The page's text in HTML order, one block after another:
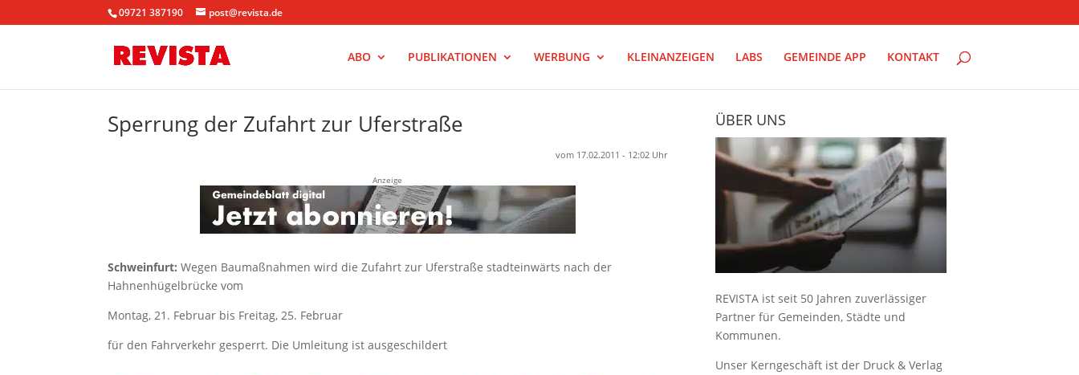
09721 387190 post@revista.de
ABO PUBLIKATIONEN WERBUNG KLEINANZEIGEN LABS GEMEINDE APP KONTAKT
Sperrung der Zufahrt zur Uferstraße
vom 17.02.2011 - 12:02 Uhr
Anzeige
Schweinfurt: Wegen Baumaßnahmen wird die Zufahrt zur Uferstraße stadteinwärts nach der
Hahnenhügelbrücke vom
Montag, 21. Februar bis Freitag, 25. Februar
für den Fahrverkehr gesperrt. Die Umleitung ist ausgeschildert
ÜBER UNS
REVISTA ist seit 50 Jahren zuverlässiger
Partner für Gemeinden, Städte und
Kommunen.
Unser Kerngeschäft ist der Druck & Verlag